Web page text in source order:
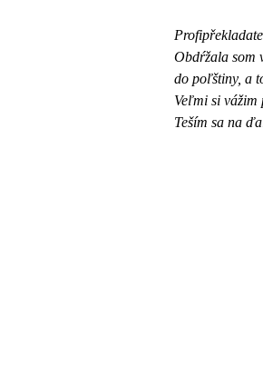
Obdŕžala som
do poľštiny, a
Veľmi si vážim
Teším sa na